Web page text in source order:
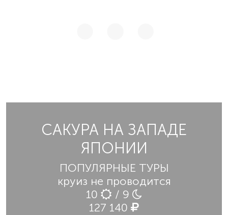
САКУРА НА ЗАПАДЕ
ЯПОНИИ
ПОПУЛЯРНЫЕ ТУРЫ
круиз не проводится
10
/ 9
127 140